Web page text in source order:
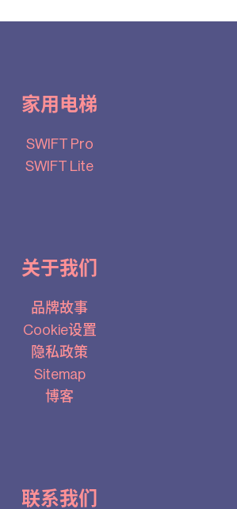
家用电梯
SWIFT Pro
SWIFT Lite
关于我们
品牌故事
Cookie设置
隐私政策
Sitemap
博客
联系我们